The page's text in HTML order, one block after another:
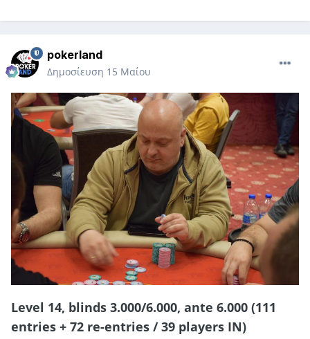
pokerland
Δημοσίευση 15 Μαίου
Level 14, blinds 3.000/6.000, ante 6.000 (111
entries + 72 re-entries / 39 players IN)